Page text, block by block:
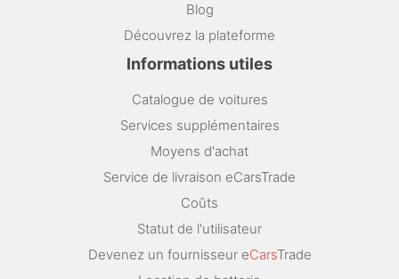
Blog
Découvrez la plateforme
Informations utiles
Catalogue de voitures
Services supplémentaires
Moyens d'achat
Service de livraison eCarsTrade
Coûts
Statut de l'utilisateur
Devenez un fournisseur eCarsTrade